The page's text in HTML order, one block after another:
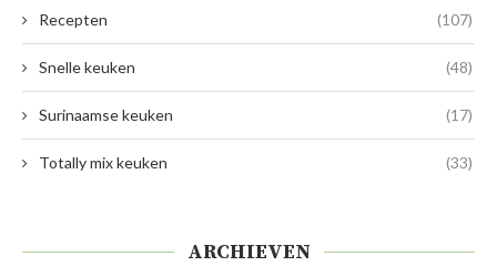
Recepten (107)
Snelle keuken (48)
Surinaamse keuken (17)
Totally mix keuken (33)
ARCHIEVEN